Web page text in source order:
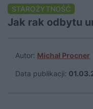
STAROŻYTNOŚĆ
Jak rak odbytu
Autor: Michał Procner
Data publikacji: